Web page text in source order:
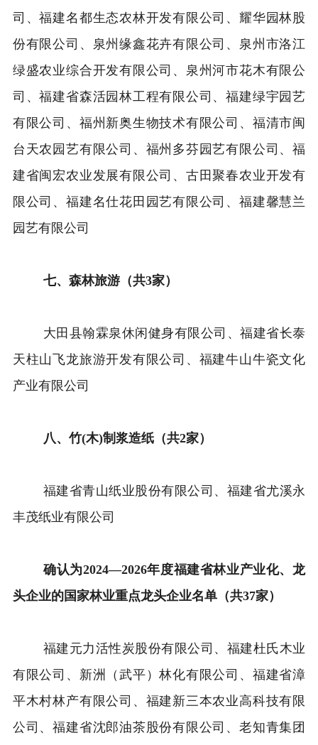
司、福建名都生态农林开发有限公司、耀华园林股
份有限公司、泉州缘鑫花卉有限公司、泉州市洛江
绿盛农业综合开发有限公司、泉州河市花木有限公
司、福建省森活园林工程有限公司、福建绿宇园艺
有限公司、福州新奥生物技术有限公司、福清市闽
台天农园艺有限公司、福州多芬园艺有限公司、福
建省闽宏农业发展有限公司、古田聚春农业开发有
限公司、福建名仕花田园艺有限公司、福建馨慧兰
园艺有限公司
七、森林旅游（共3家）
大田县翰霖泉休闲健身有限公司、福建省长泰
天柱山飞龙旅游开发有限公司、福建牛山牛瓷文化
产业有限公司
八、竹(木)制浆造纸（共2家）
福建省青山纸业股份有限公司、福建省尤溪永
丰茂纸业有限公司
确认为2024—2026年度福建省林业产业化、龙
头企业的国家林业重点龙头企业名单（共37家）
福建元力活性炭股份有限公司、福建杜氏木业
有限公司、新洲（武平）林化有限公司、福建省漳
平木村林产有限公司、福建新三本农业高科技有限
公司、福建省沈郎油茶股份有限公司、老知青集团